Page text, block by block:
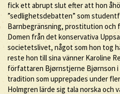
fick ett abrupt slut efter att hon
”sedlighetsdebatten” som
Barnbegränsning, prostitution och
Domen från det konservativa
societetslivet, något som hon tog
reste hon till sina vänner Karoline
författaren Bjørnstjerne Bjørnson i
tradition som upprepades under
Holmgren lärde sig tala norska och